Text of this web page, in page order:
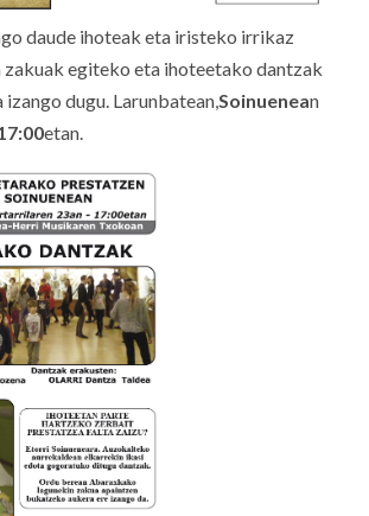
daude ihoteak eta iristeko irrikaz
zakuak egiteko eta ihoteetako dantzak
dugu. Larunbatean,Soinuenean
etan.